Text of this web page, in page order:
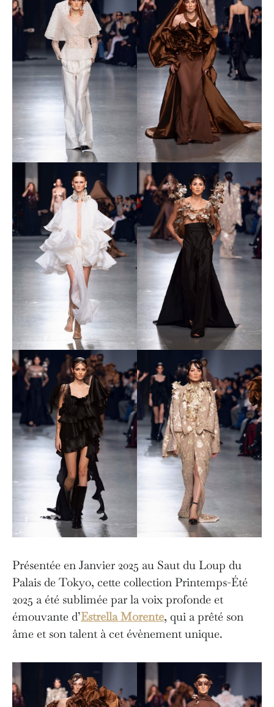
Présentée en Janvier 2025 au Saut du Loup du
Palais de Tokyo, cette collection Printemps-Été
2025 a été sublimée par la voix profonde et
émouvante d’Estrella Morente, qui a prêté son
âme et son talent à cet évènement unique.